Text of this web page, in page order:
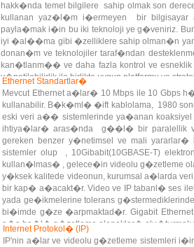
hakk�nda temel bilgilere sahip olmak son
kullanan yaz�l�m i�ermeyen bir bilgisayar
payla�mak i�in bu iki teknoloji ye g�veniriz.
iyi �al��ma gibi �zelliklere sahip olman�n
donan�m ve teknolojiler taraf�ndan
kan�tlanm�� ve daha fazla kontrol ve
y�netilebilirlik ile birlikte uygun platformu ve
Ethernet Standartlar�
Mevcut Ethernet a�lar� 10 Mbps ile 10
kullanabilir. B�k�ml� �ift kablolama, 1980
eski veri a�� sistemlerinde ya�anan
ihtiya�lar� aras�nda g��l� bir paralellik
gereken benzer y�netimsel ve mali
sistemler olup , 10Gibabit(10GBASE-T)
kullan�lmas� , gelece�in videolu g�zetleme
y�ksek kalitede videonun, kurumsal a�larda
bir kap� a�acakt�r. Video ve IP tabanl� ses
yada ge�ikmelerine tolerans
bi�imde g�ze �arpmaktad�r. Gigabit
a�a ba�l� g�zetleme olanaklar� olu�turmak
Internet Protokol� (IP)
IP'nin a�lar ve videolu g�zetleme sistemleri